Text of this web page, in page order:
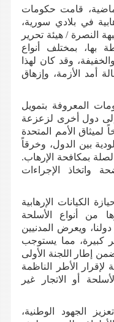
قامت حكومات
في بلادي سورية،
النصرة / هيئة تحرير
بها، بمختلف أنواع
وقد كان لهذا
أمد الأزمة، وإزهاق
المعروفة بتمويل
إلى دول أخرى لزعزعة
لميثاق الأمم المتحدة
بين الدول، وخرقاً
بمكافحة الإرهاب.
واتخاذ الإجراءات
الكيانات الإرهابية
من أنواع الأسلحة
ويعرض المدنيين
كبيرة، مما يستوجب
إطار اللجنة الأولى
الأطر الناظمة
أو الاتجار غير
الجهود الوطنية،